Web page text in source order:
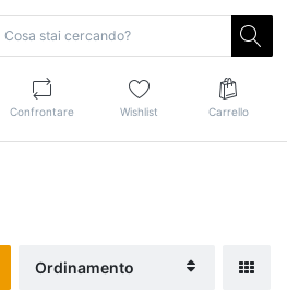
Confrontare Wishlist Carrello
Ordinamento